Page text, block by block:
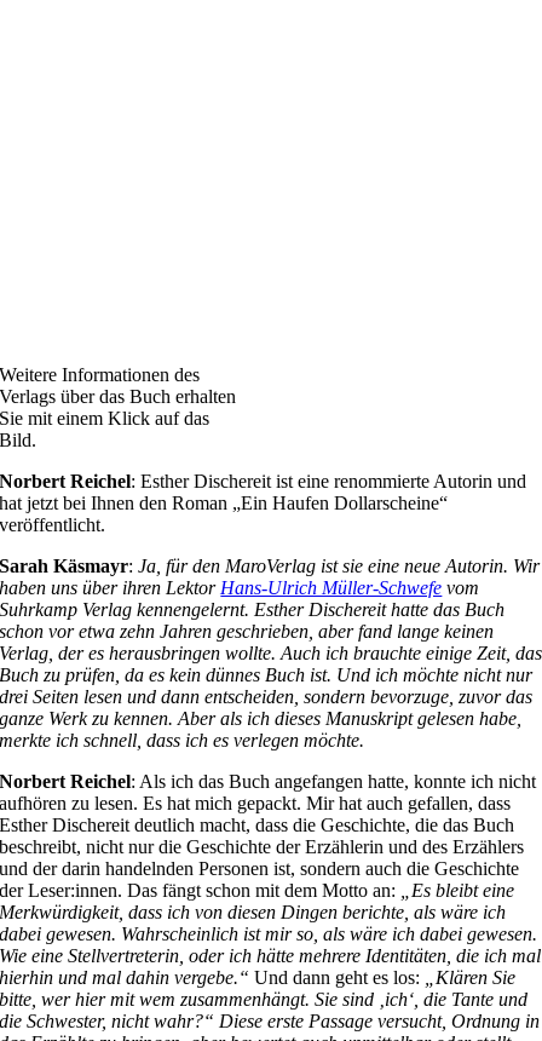
Weitere Informationen des
Verlags über das Buch erhalten
Sie mit einem Klick auf das
Bild.
Norbert Reichel: Esther Dischereit ist eine renommierte Autorin und
hat jetzt bei Ihnen den Roman „Ein Haufen Dollarscheine“
veröffentlicht.
Sarah Käsmayr:Ja, für den MaroVerlag ist sie eine neue Autorin. Wir
haben uns über ihren Lektor Hans-Ulrich Müller-Schwefe vom
Suhrkamp Verlag kennengelernt. Esther Dischereit hatte das Buch
schon vor etwa zehn Jahren geschrieben, aber fand lange keinen
Verlag, der es herausbringen wollte. Auch ich brauchte einige Zeit, das
Buch zu prüfen, da es kein dünnes Buch ist. Und ich möchte nicht nur
drei Seiten lesen und dann entscheiden, sondern bevorzuge, zuvor das
ganze Werk zu kennen. Aber als ich dieses Manuskript gelesen habe,
merkte ich schnell, dass ich es verlegen möchte.
Norbert Reichel: Als ich das Buch angefangen hatte, konnte ich nicht
aufhören zu lesen. Es hat mich gepackt. Mir hat auch gefallen, dass
Esther Dischereit deutlich macht, dass die Geschichte, die das Buch
beschreibt, nicht nur die Geschichte der Erzählerin und des Erzählers
und der darin handelnden Personen ist, sondern auch die Geschichte
der Leser:innen. Das fängt schon mit dem Motto an:
„Es bleibt eine
Merkwürdigkeit, dass ich von diesen Dingen berichte, als wäre ich
dabei gewesen. Wahrscheinlich ist mir so, als wäre ich dabei gewesen.
Wie eine Stellvertreterin, oder ich hätte mehrere Identitäten, die ich mal
hierhin und mal dahin vergebe.“Und dann geht es los:
„Klären Sie
bitte, wer hier mit wem zusammenhängt. Sie sind ‚ich‘, die Tante und
die Schwester, nicht wahr?“ Diese erste Passage versucht, Ordnung in